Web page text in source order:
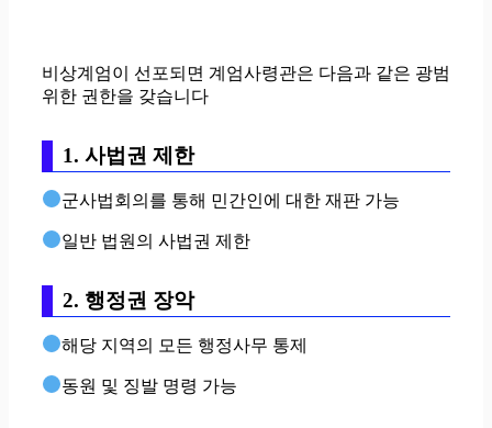
비상계엄이 선포되면 계엄사령관은 다음과 같은 광범
위한 권한을 갖습니다
1. 사법권 제한
군사법회의를 통해 민간인에 대한 재판 가능
일반 법원의 사법권 제한
2. 행정권 장악
해당 지역의 모든 행정사무 통제
동원 및 징발 명령 가능